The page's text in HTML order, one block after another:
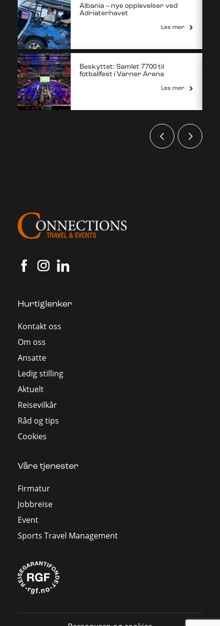
Albania – nye opplevelser ved
Adriaterhavet
Les mer
Beskyttet: Samlet 7700 til
fotballfest i Varner Arena
Les mer
Hurtiglenker
Kontakt oss
Om oss
Ansatte
Ledig stilling
Aktuelt
Reisevilkår
Råd og tips
Cookies
Våre tjenester
Firmatur
Jobbreise
Event
Sports Travel Management